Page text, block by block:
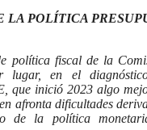
LA POLÍTICA
política fiscal de la
lugar, en el
que inició 2023 algo
afronta dificultades
de la política